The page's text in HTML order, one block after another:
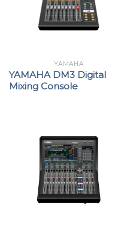
YAMAHA
YAMAHA DM3 Digital
Mixing Console